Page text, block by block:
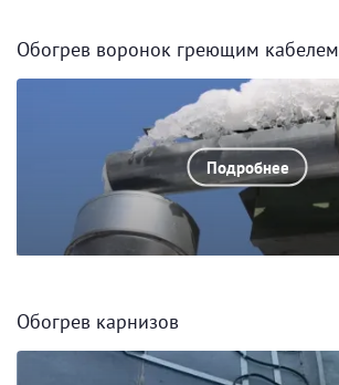
Обогрев воронок греющим кабелем
Подробнее
Обогрев карнизов